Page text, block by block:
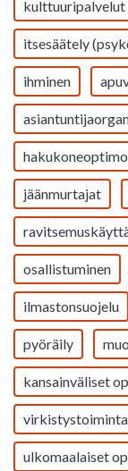
kulttuuripalvelut
itsesäätely
ihminen
jäänmurtajat
osallistuminen
ilmastonsuojelu
pyöräily
kansainväliset
virkistystoiminta
ulkomaalaiset